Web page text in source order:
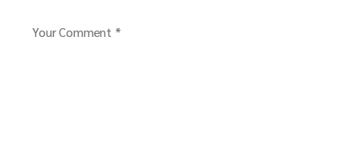
Your Comment *